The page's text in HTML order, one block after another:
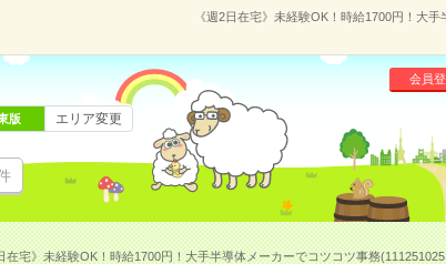
《週2日在宅》未経験OK！時給1700円！大
会員
版 エリア変更
在宅》未経験OK！時給1700円！大手半導体メーカーでコツコツ事務